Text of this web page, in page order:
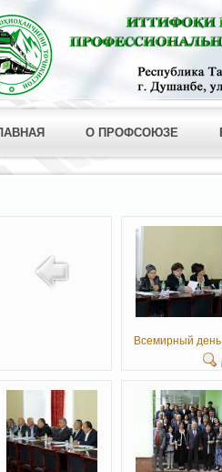
О ПРОФСОЮЗЕ
Всемирный